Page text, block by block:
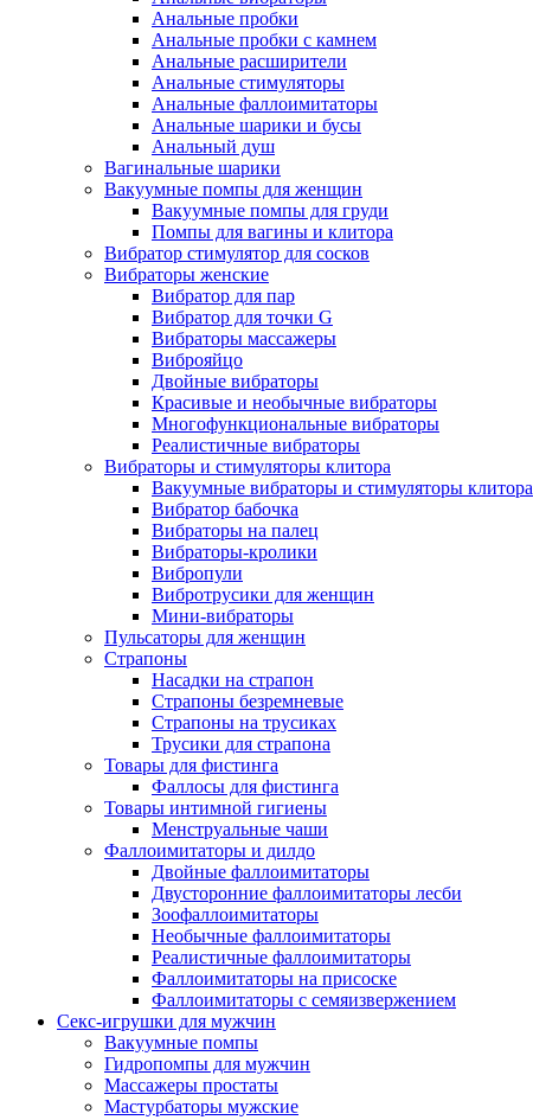
Анальные пробки
Анальные пробки с камнем
Анальные расширители
Анальные стимуляторы
Анальные фаллоимитаторы
Анальные шарики и бусы
Анальный душ
Вагинальные шарики
Вакуумные помпы для женщин
Вакуумные помпы для груди
Помпы для вагины и клитора
Вибратор стимулятор для сосков
Вибраторы женские
Вибратор для пар
Вибратор для точки G
Вибраторы массажеры
Виброяйцо
Двойные вибраторы
Красивые и необычные вибраторы
Многофункциональные вибраторы
Реалистичные вибраторы
Вибраторы и стимуляторы клитора
Вакуумные вибраторы и стимуляторы клитора
Вибратор бабочка
Вибраторы на палец
Вибраторы-кролики
Вибропули
Вибротрусики для женщин
Мини-вибраторы
Пульсаторы для женщин
Страпоны
Насадки на страпон
Страпоны безремневые
Страпоны на трусиках
Трусики для страпона
Товары для фистинга
Фаллосы для фистинга
Товары интимной гигиены
Менструальные чаши
Фаллоимитаторы и дилдо
Двойные фаллоимитаторы
Двусторонние фаллоимитаторы лесби
Зоофаллоимитаторы
Необычные фаллоимитаторы
Реалистичные фаллоимитаторы
Фаллоимитаторы на присоске
Фаллоимитаторы с семяизвержением
Секс-игрушки для мужчин
Вакуумные помпы
Гидропомпы для мужчин
Массажеры простаты
Мастурбаторы мужские